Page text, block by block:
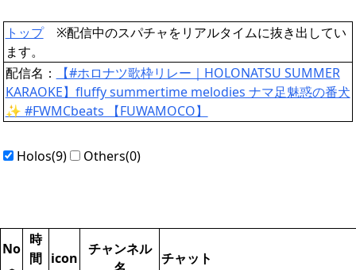
トップ※配信中のスパチャをリアルタイムに抜き出してい
ます。
配信名：
【#ホロナツ歌枠リレー｜HOLONATSU SUMMER
KARAOKE】fluffy summertime melodies ナマ足魅惑の番犬
✨️ #FWMCbeats 【FUWAMOCO】
Holos(9) Others(0)
No
時
間 icon
チャンネル
チャット